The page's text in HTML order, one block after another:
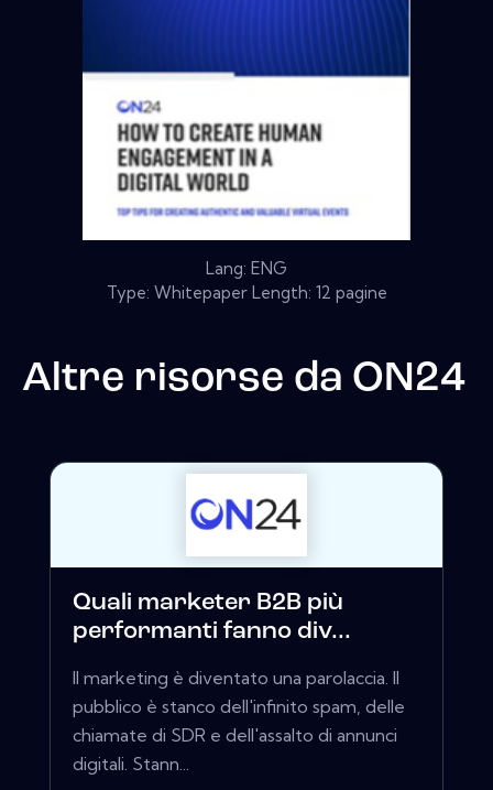
Lang: ENG
Type: Whitepaper Length: 12 pagine
Altre risorse da ON24
Quali marketer B2B più
performanti fanno div...
Il marketing è diventato una parolaccia. Il
pubblico è stanco dell'infinito spam, delle
chiamate di SDR e dell'assalto di annunci
digitali. Stann...